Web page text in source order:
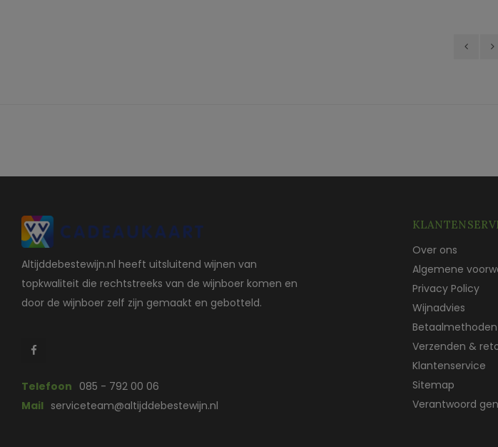
Altijddebestewijn.nl heeft uitsluitend wijnen van
topkwaliteit die rechtstreeks van de wijnboer komen en
door de wijnboer zelf zijn gemaakt en gebotteld.
Telefoon 085 - 792 00 06
Mail serviceteam@altijddebestewijn.nl
Over ons
Algemene
Privacy Policy
Wijnadvies
Betaalmethoden
Verzenden &
Klantenservice
Sitemap
Verantwoord